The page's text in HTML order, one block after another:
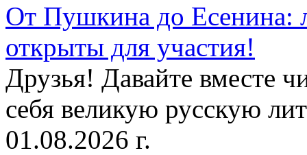
От Пушкина до Есенина:
открыты для участия!
Друзья! Давайте вместе
себя великую русскую
01.08.2026 г.